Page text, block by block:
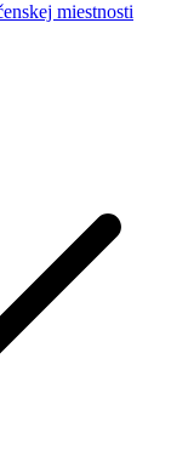
miestnosti